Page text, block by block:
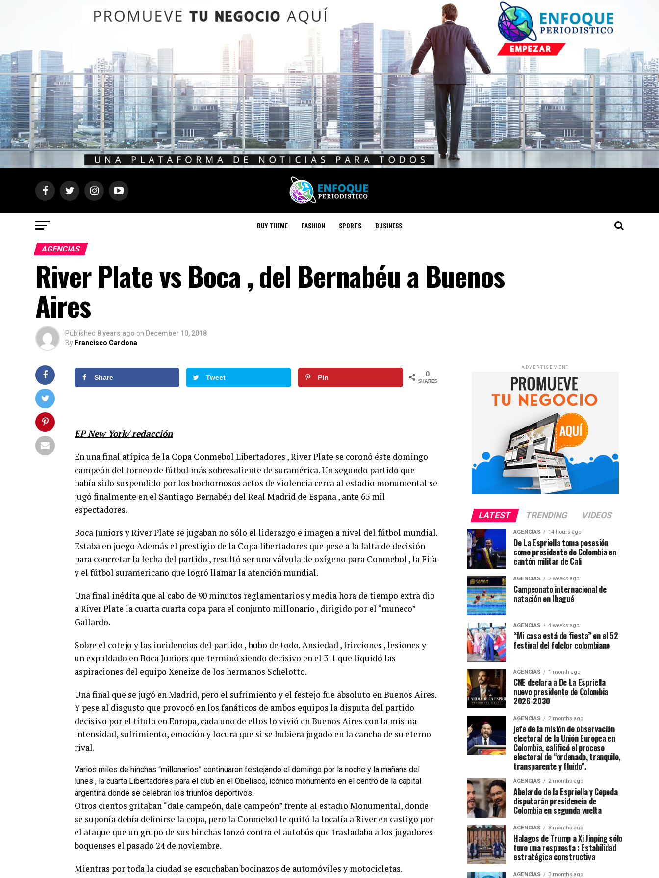
BUY THEME FASHION SPORTS BUSINESS
AGENCIAS
River Plate vs Boca , del Bernabéu a Buenos
Aires
Published 8 years ago on December 10, 2018
By Francisco Cardona
Share Tweet Pin 0
SHARES
EP New York/ redacción
En una final atípica de la Copa Conmebol Libertadores , River Plate se coronó éste domingo
campeón del torneo de fútbol más sobresaliente de suramérica. Un segundo partido que
había sido suspendido por los bochornosos actos de violencia cerca al estadio monumental se
jugó finalmente en el Santiago Bernabéu del Real Madrid de España , ante 65 mil
espectadores.
Boca Juniors y River Plate se jugaban no sólo el liderazgo e imagen a nivel del fútbol mundial.
Estaba en juego Además el prestigio de la Copa libertadores que pese a la falta de decisión
para concretar la fecha del partido , resultó ser una válvula de oxígeno para Conmebol , la Fifa
y el fútbol suramericano que logró llamar la atención mundial.
Una final inédita que al cabo de 90 minutos reglamentarios y media hora de tiempo extra dio
a River Plate la cuarta cuarta copa para el conjunto millonario , dirigido por el “muñeco”
Gallardo.
Sobre el cotejo y las incidencias del partido , hubo de todo. Ansiedad , fricciones , lesiones y
un expuldado en Boca Juniors que terminó siendo decisivo en el 3-1 que liquidó las
aspiraciones del equipo Xeneize de los hermanos Schelotto.
Una final que se jugó en Madrid, pero el sufrimiento y el festejo fue absoluto en Buenos Aires.
Y pese al disgusto que provocó en los fanáticos de ambos equipos la disputa del partido
decisivo por el título en Europa, cada uno de ellos lo vivió en Buenos Aires con la misma
intensidad, sufrimiento, emoción y locura que si se hubiera jugado en la cancha de su eterno
rival.
Varios miles de hinchas “millonarios” continuaron festejando el domingo por la noche y la mañana del
lunes , la cuarta Libertadores para el club en el Obelisco, icónico monumento en el centro de la capital
argentina donde se celebran los triunfos deportivos.
Otros cientos gritaban “dale campeón, dale campeón” frente al estadio Monumental, donde
se suponía debía definirse la copa, pero la Conmebol le quitó la localía a River en castigo por
el ataque que un grupo de sus hinchas lanzó contra el autobús que trasladaba a los jugadores
boquenses el pasado 24 de noviembre.
Mientras por toda la ciudad se escuchaban bocinazos de automóviles y motocicletas.
ADVERTISEMENT
LATEST TRENDING VIDEOS
AGENCIAS 14 hours ago
De La Espriella toma posesión
como presidente de Colombia en
cantón militar de Cali
AGENCIAS 3 weeks ago
Campeonato internacional de
natación en Ibagué
AGENCIAS 4 weeks ago
“Mi casa está de fiesta” en el 52
festival del folclor colombiano
AGENCIAS 1 month ago
CNE declara a De La Espriella
nuevo presidente de Colombia
2026-2030
AGENCIAS 2 months ago
jefe de la misión de observación
electoral de la Unión Europea en
Colombia, calificó el proceso
electoral de “ordenado, tranquilo,
transparente y fluido”.
AGENCIAS 2 months ago
Abelardo de la Espriella y Cepeda
disputarán presidencia de
Colombia en segunda vuelta
AGENCIAS 3 months ago
Halagos de Trump a Xi Jinping sólo
tuvo una respuesta : Estabilidad
estratégica constructiva
AGENCIAS 3 months ago